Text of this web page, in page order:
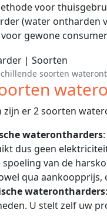
voor
(water ontharden
gewone
soorten
zijn er 2 soorten
waterontharders
dus geen
van de
qua
waterontharders
U stelt zelf uw